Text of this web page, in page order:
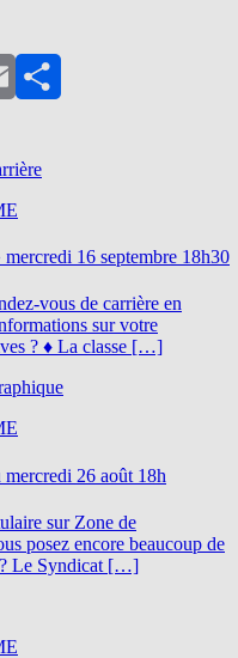
Partager
16 septembre 18h30
vous de carrière en
sur votre
? ♦ La classe […]
26 août 18h
sur Zone de
posez encore beaucoup de
? Le Syndicat […]